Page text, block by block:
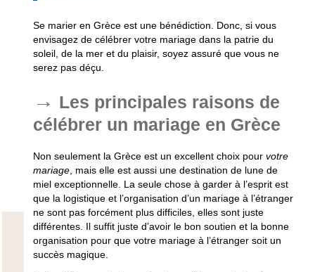
Se marier en Grèce est une bénédiction. Donc, si vous
envisagez de célébrer votre mariage dans la patrie du
soleil, de la mer et du plaisir, soyez assuré que vous ne
serez pas déçu.
Les principales raisons de
célébrer un mariage en Grèce
Non seulement la Grèceest un excellent choix pour votre
mariage, mais elle est aussi une destination de lune de
mielexceptionnelle. La seule chose à garder à l’esprit est
que la logistique et l’organisation d’un mariage à l’étranger
ne sont pas forcément plus difficiles, elles sont juste
différentes. Il suffit juste d’avoir le bon soutien et la bonne
organisation pour que votre mariage à l’étranger soit un
succès magique.